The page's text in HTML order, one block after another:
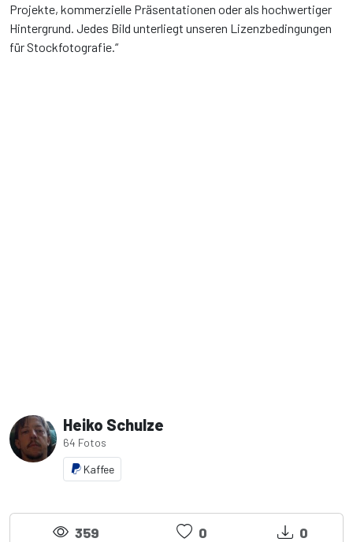
Projekte, kommerzielle Präsentationen oder als hochwertiger
Hintergrund. Jedes Bild unterliegt unseren Lizenzbedingungen
für Stockfotografie.“
Heiko Schulze
64 Fotos
Kaffee
359 0 0